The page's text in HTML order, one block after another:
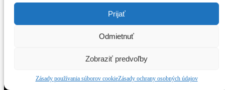
Prijať
Odmietnuť
Zobraziť predvoľby
Zásady používania súborov cookieZásady ochrany osobných údajov